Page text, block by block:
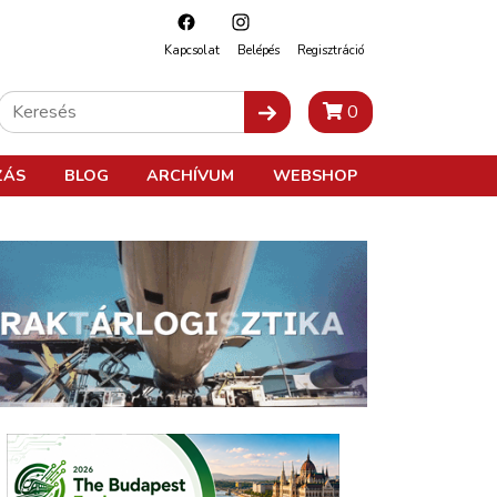
Kapcsolat Belépés Regisztráció
0
BLOG ARCHÍVUM WEBSHOP